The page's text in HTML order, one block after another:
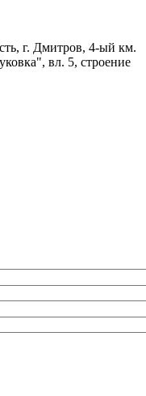
г. Дмитров, 4-ый км.
вл. 5, строение